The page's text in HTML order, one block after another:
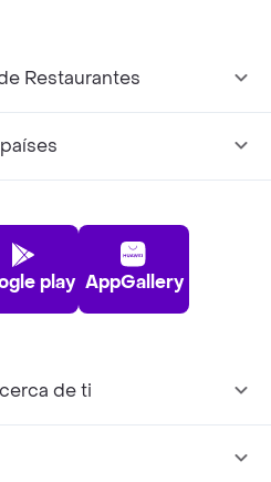
Restaurantes
play AppGallery
de ti